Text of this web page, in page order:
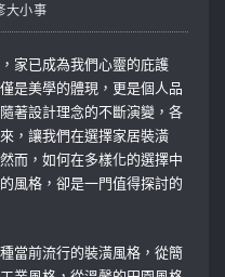
大小事
家已成為我們心靈的庇護
是美學的體現，更是個人品
著設計理念的不斷演變，各
，讓我們在選擇家居裝潢
而，如何在多樣化的選擇中
風格，卻是一門值得探討的
當前流行的裝潢風格，從簡